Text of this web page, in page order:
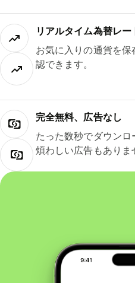
リアルタイム為替レー
お気に入りの通貨を
認できます。
完全無料、広告なし
たった数秒でダウンロ
煩わしい広告もありま